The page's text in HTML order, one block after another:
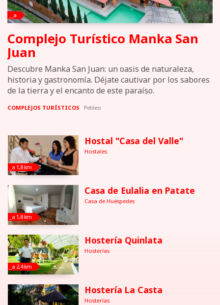
__a
Complejo Turístico Manka San
Juan
Descubre Manka San Juan: un oasis de naturaleza,
historia y gastronomía. Déjate cautivar por los sabores
de la tierra y el encanto de este paraíso.
COMPLEJOS TURÍSTICOS Pelileo
_a 1,8 km
Hostal "Casa del Valle"
Hostales
_a 1,8 km
Casa de Eulalia en Patate
Casa de Huéspedes
_a 2,4 km
Hostería Quinlata
Hosterías
Hostería La Casta
Hosterías